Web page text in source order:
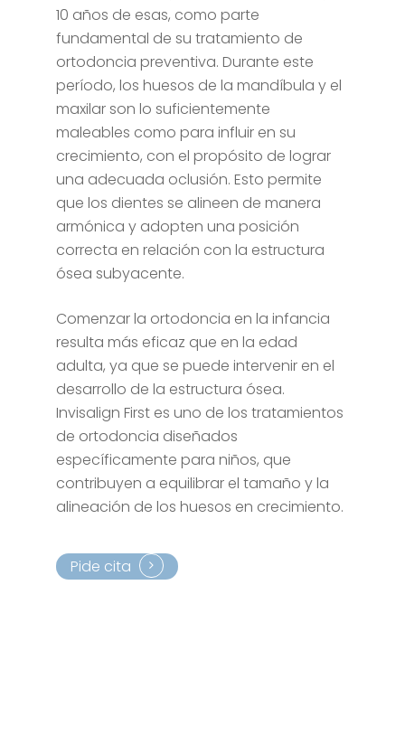
10 años de esas, como parte
fundamental de su tratamiento de
ortodoncia preventiva. Durante este
período, los huesos de la mandíbula y el
maxilar son lo suficientemente
maleables como para influir en su
crecimiento, con el propósito de lograr
una adecuada oclusión. Esto permite
que los dientes se alineen de manera
armónica y adopten una posición
correcta en relación con la estructura
ósea subyacente.
Comenzar la ortodoncia en la infancia
resulta más eficaz que en la edad
adulta, ya que se puede intervenir en el
desarrollo de la estructura ósea.
Invisalign First es uno de los tratamientos
de ortodoncia diseñados
específicamente para niños, que
contribuyen a equilibrar el tamaño y la
alineación de los huesos en crecimiento.
Pide cita